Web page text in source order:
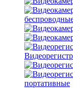
портативные